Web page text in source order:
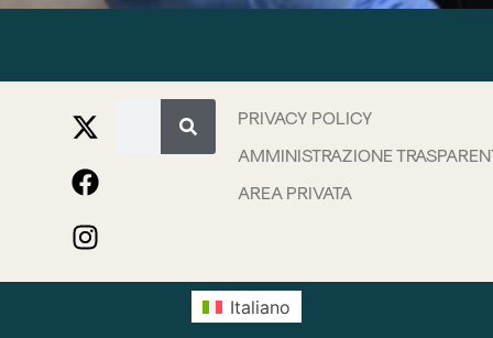
PRIVACY POLICY
AMMINISTRAZIONE
AREA PRIVATA
Italiano